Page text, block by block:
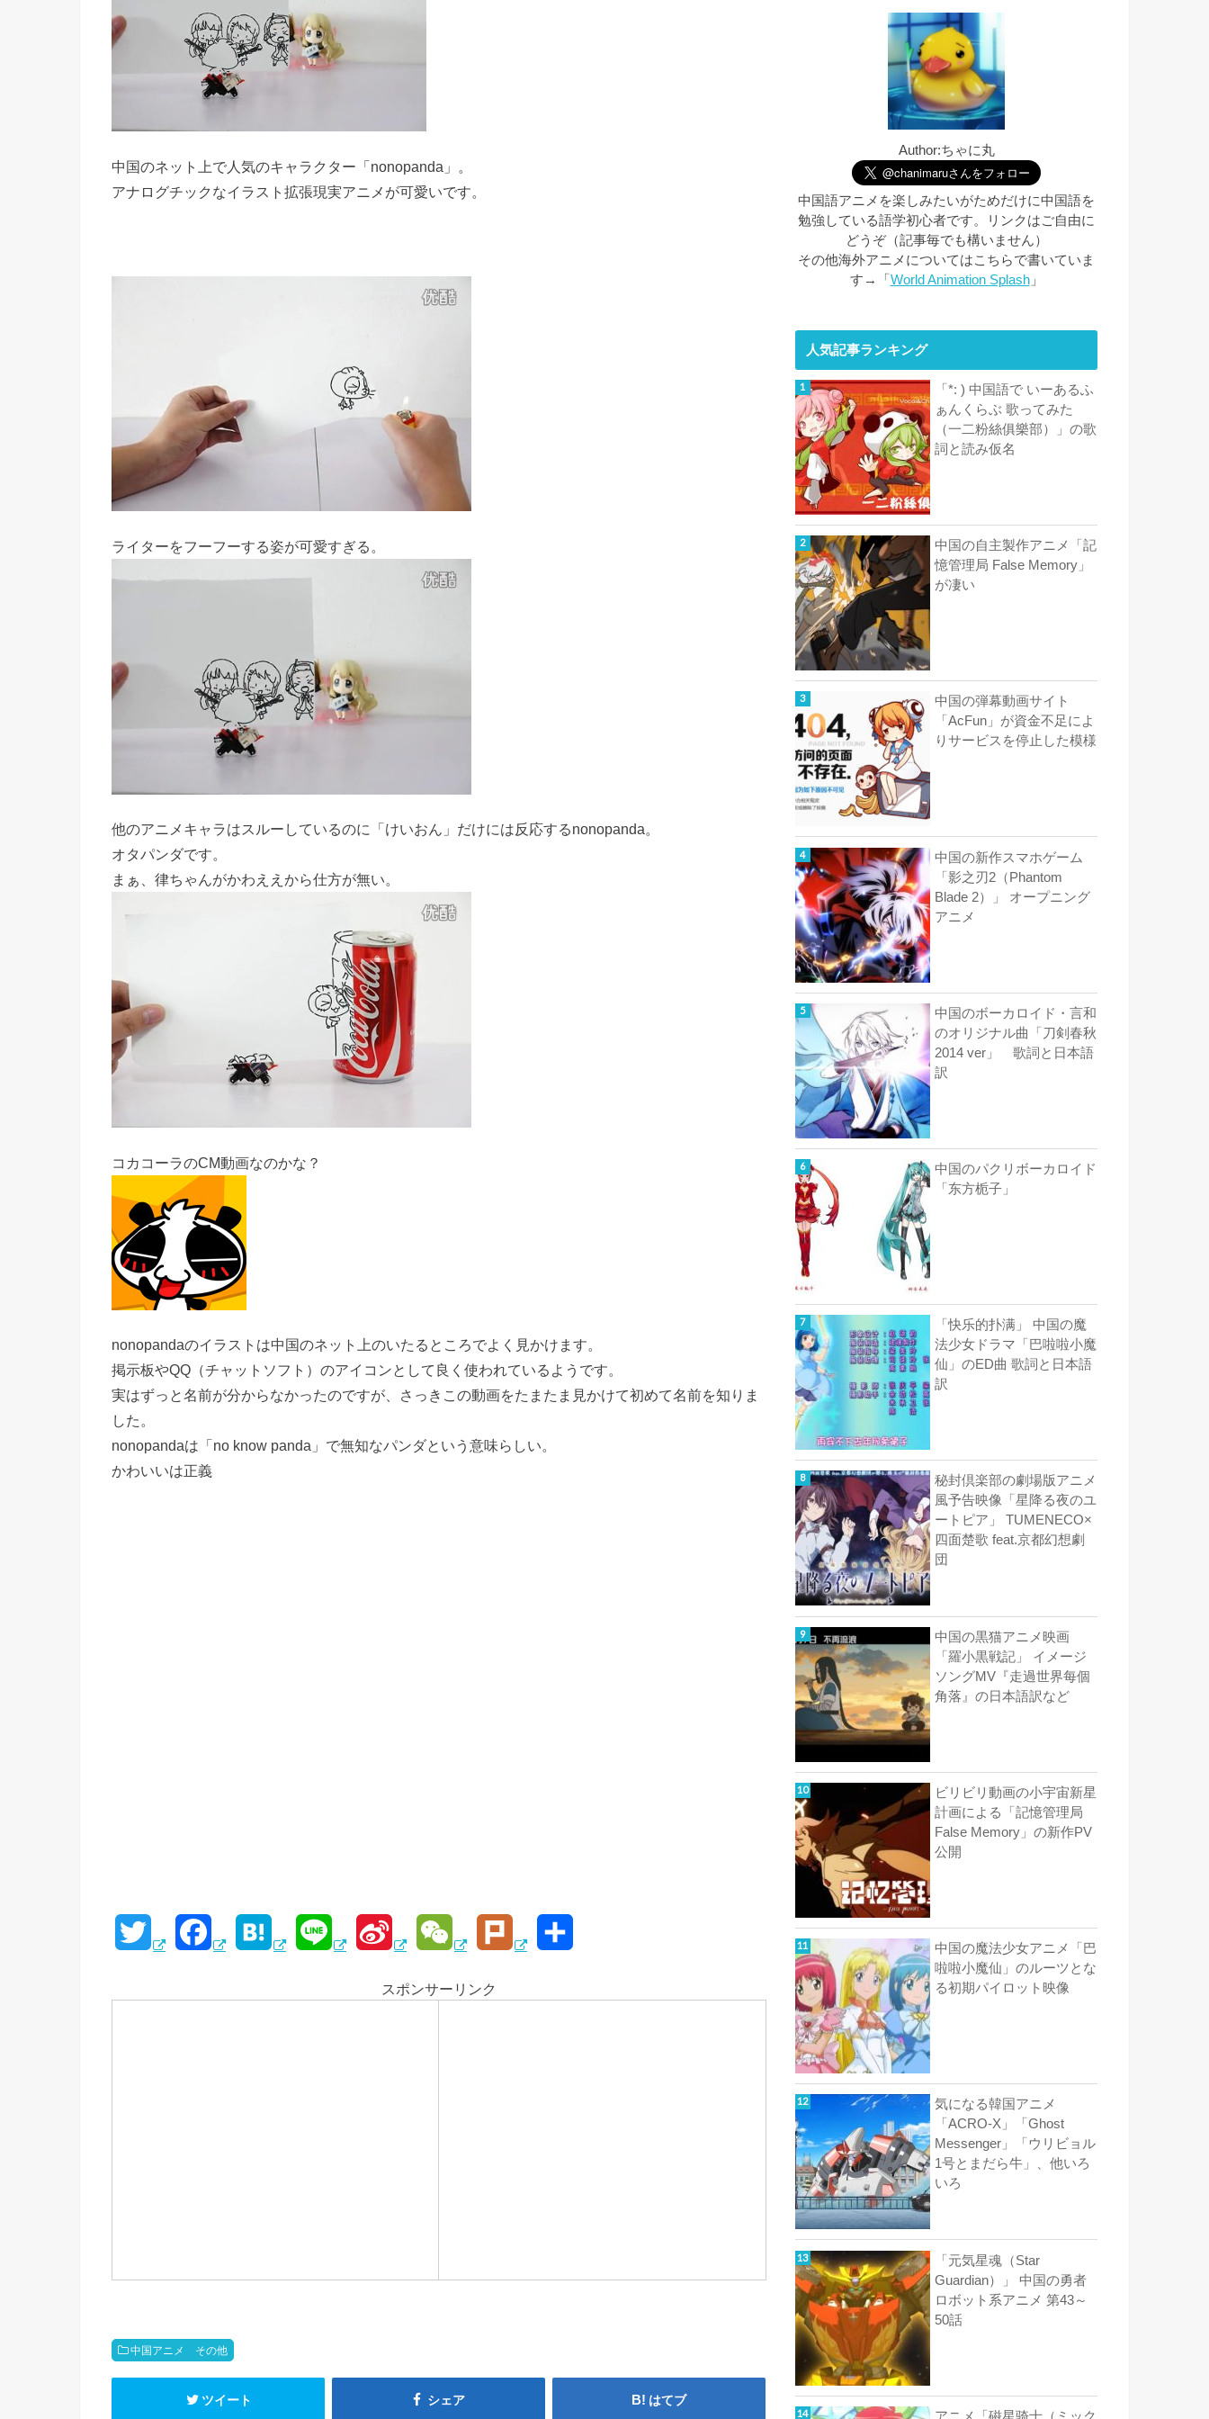
中国のネット上で人気のキャラクター「nonopanda」。
アナログチックなイラスト拡張現実アニメが可愛いです。
ライターをフーフーする姿が可愛すぎる。
他のアニメキャラはスルーしているのに「けいおん」だけには反応するnonopanda。
オタパンダです。
まぁ、律ちゃんがかわええから仕方が無い。
コカコーラのCM動画なのかな？
nonopandaのイラストは中国のネット上のいたるところでよく見かけます。
掲示板やQQ（チャットソフト）のアイコンとして良く使われているようです。
実はずっと名前が分からなかったのですが、さっきこの動画をたまたま見かけて初めて名前を知りま
した。
nonopandaは「no know panda」で無知なパンダという意味らしい。
かわいいは正義
i c t n n C u
スポンサーリンク
中国アニメ その他
ツイート シェア はてブ
Author:ちゃに丸
中国語アニメを楽しみたいがためだけに中国語を
勉強している語学初心者です。リンクはご自由に
どうぞ（記事毎でも構いません）
その他海外アニメについてはこちらで書いていま
す→「 World Animation Splash」
人気記事ランキング
「*: ) 中国語で いーあるふ
ぁんくらぶ 歌ってみた
（一二粉絲俱樂部）」の歌
詞と読み仮名
中国の自主製作アニメ「記
憶管理局 False Memory」
が凄い
中国の弾幕動画サイト
「AcFun」が資金不足によ
りサービスを停止した模様
中国の新作スマホゲーム
「影之刃2（Phantom
Blade 2）」 オープニング
アニメ
中国のボーカロイド・言和
のオリジナル曲「刀剣春秋
2014 ver」 歌詞と日本語
訳
中国のパクリボーカロイド
「东方栀子」
「快乐的扑满」 中国の魔
法少女ドラマ「巴啦啦小魔
仙」のED曲 歌詞と日本語
訳
秘封倶楽部の劇場版アニメ
風予告映像「星降る夜のユ
ートピア」 TUMENECO×
四面楚歌 feat.京都幻想劇
団
中国の黒猫アニメ映画
「羅小黒戦記」 イメージ
ソングMV『走過世界每個
角落』の日本語訳など
ビリビリ動画の小宇宙新星
計画による「記憶管理局
False Memory」の新作PV
公開
中国の魔法少女アニメ「巴
啦啦小魔仙」のルーツとな
る初期パイロット映像
気になる韓国アニメ
「ACRO-X」「Ghost
Messenger」「ウリビョル
1号とまだら牛」、他いろ
いろ
「元気星魂（Star
Guardian）」 中国の勇者
ロボット系アニメ 第43～
50話
アニメ「磁星骑士（ミック